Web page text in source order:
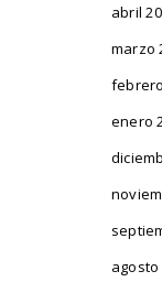
abril
marzo
enero
agosto